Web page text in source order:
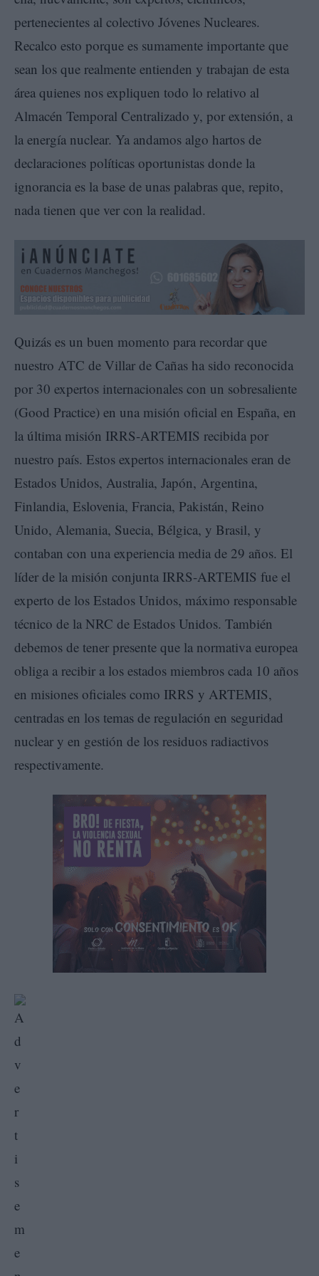
pertenecientes al colectivo Jóvenes Nucleares.
Recalco esto porque es sumamente importante que
sean los que realmente entienden y trabajan de esta
área quienes nos expliquen todo lo relativo al
Almacén Temporal Centralizado y, por extensión, a
la energía nuclear. Ya andamos algo hartos de
declaraciones políticas oportunistas donde la
ignorancia es la base de unas palabras que, repito,
nada tienen que ver con la realidad.
Quizás es un buen momento para recordar que
nuestro ATC de Villar de Cañas ha sido reconocida
por 30 expertos internacionales con un sobresaliente
(Good Practice) en una misión oficial en España, en
la última misión IRRS-ARTEMIS recibida por
nuestro país. Estos expertos internacionales eran de
Estados Unidos, Australia, Japón, Argentina,
Finlandia, Eslovenia, Francia, Pakistán, Reino
Unido, Alemania, Suecia, Bélgica, y Brasil, y
contaban con una experiencia media de 29 años. El
líder de la misión conjunta IRRS-ARTEMIS fue el
experto de los Estados Unidos, máximo responsable
técnico de la NRC de Estados Unidos. También
debemos de tener presente que la normativa europea
obliga a recibir a los estados miembros cada 10 años
en misiones oficiales como IRRS y ARTEMIS,
centradas en los temas de regulación en seguridad
nuclear y en gestión de los residuos radiactivos
respectivamente.